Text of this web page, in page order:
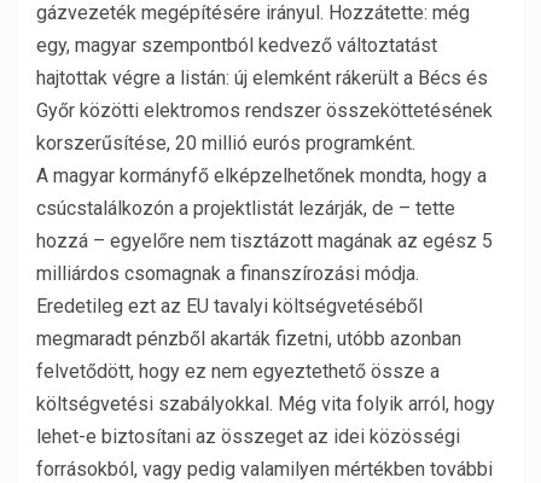
gázvezeték megépítésére irányul. Hozzátette: még
egy, magyar szempontból kedvező változtatást
hajtottak végre a listán: új elemként rákerült a Bécs és
Győr közötti elektromos rendszer összeköttetésének
korszerűsítése, 20 millió eurós programként.
A magyar kormányfő elképzelhetőnek mondta, hogy a
csúcstalálkozón a projektlistát lezárják, de – tette
hozzá – egyelőre nem tisztázott magának az egész 5
milliárdos csomagnak a finanszírozási módja.
Eredetileg ezt az EU tavalyi költségvetéséből
megmaradt pénzből akarták fizetni, utóbb azonban
felvetődött, hogy ez nem egyeztethető össze a
költségvetési szabályokkal. Még vita folyik arról, hogy
lehet-e biztosítani az összeget az idei közösségi
forrásokból, vagy pedig valamilyen mértékben további